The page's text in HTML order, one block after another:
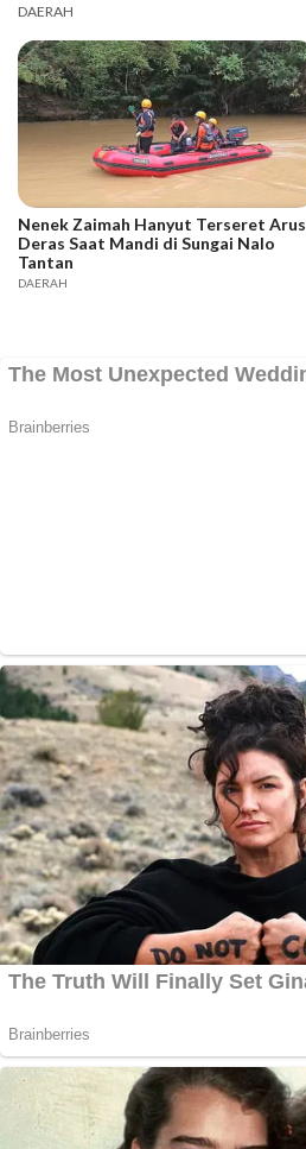
DAERAH
Nenek Zaimah Hanyut Terseret Arus
Deras Saat Mandi di Sungai Nalo
Tantan
DAERAH